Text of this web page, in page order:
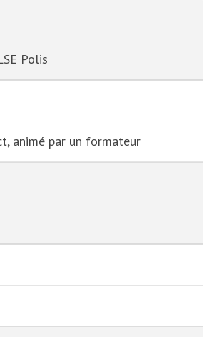
Polis
animé par un formateur